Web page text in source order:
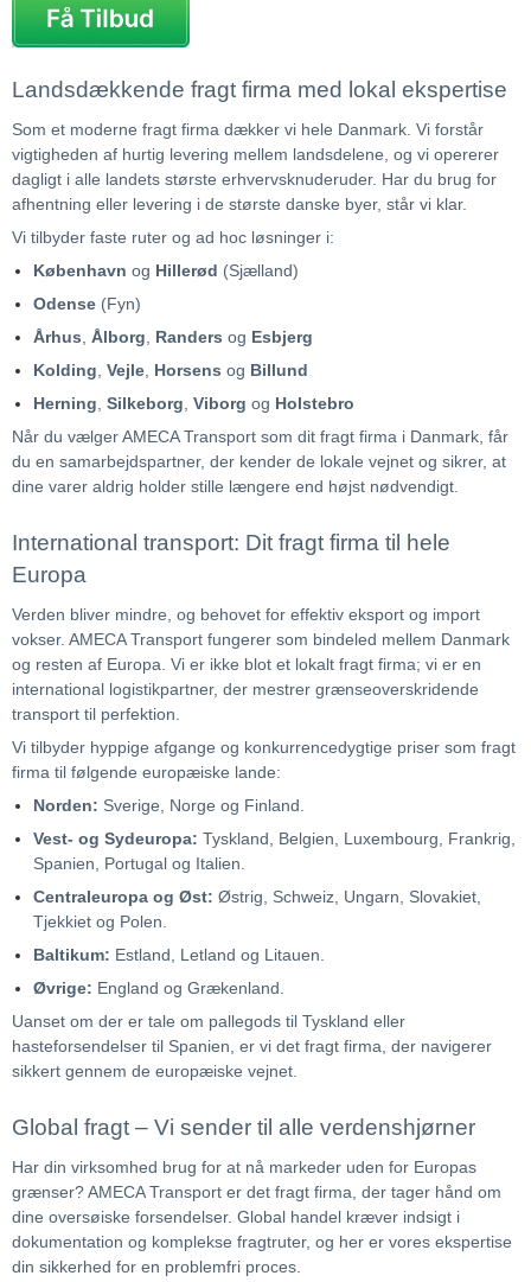
Landsdækkende fragt firma med lokal ekspertise
Som et moderne fragt firma dækker vi hele Danmark. Vi forstår
vigtigheden af hurtig levering mellem landsdelene, og vi opererer
dagligt i alle landets største erhvervsknuderuder. Har du brug for
afhentning eller levering i de største danske byer, står vi klar.
Vi tilbyder faste ruter og ad hoc løsninger i:
København og Hillerød (Sjælland)
Odense(Fyn)
Århus Ålborg Randers og Esbjerg
Kolding Vejle, Horsens og Billund
Herning Silkeborg Viborg og Holstebro
Når du vælger AMECA Transport som dit fragt firma i Danmark, får
du en samarbejdspartner, der kender de lokale vejnet og sikrer, at
dine varer aldrig holder stille længere end højst nødvendigt.
International transport: Dit fragt firma til hele
Europa
Verden bliver mindre, og behovet for effektiv eksport og import
vokser. AMECA Transport fungerer som bindeled mellem Danmark
og resten af Europa. Vi er ikke blot et lokalt fragt firma; vi er en
international logistikpartner, der mestrer grænseoverskridende
transport til perfektion.
Vi tilbyder hyppige afgange og konkurrencedygtige priser som fragt
firma til følgende europæiske lande:
Norden: Sverige, Norge og Finland.
Vest- og Sydeuropa: Tyskland, Belgien, Luxembourg, Frankrig,
Spanien, Portugal og Italien.
Centraleuropa og Øst: Østrig, Schweiz, Ungarn, Slovakiet,
Tjekkiet og Polen.
Baltikum: Estland, Letland og Litauen.
Øvrige: England og Grækenland.
Uanset om der er tale om pallegods til Tyskland eller
hasteforsendelser til Spanien, er vi det fragt firma, der navigerer
sikkert gennem de europæiske vejnet.
Global fragt – Vi sender til alle verdenshjørner
Har din virksomhed brug for at nå markeder uden for Europas
grænser? AMECA Transport er det fragt firma, der tager hånd om
dine oversøiske forsendelser. Global handel kræver indsigt i
dokumentation og komplekse fragtruter, og her er vores ekspertise
din sikkerhed for en problemfri proces.